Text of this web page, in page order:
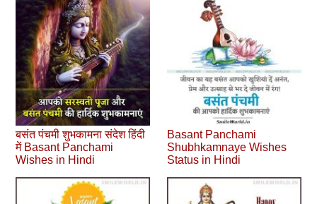
बसंत पंचमी शुभकामना संदेश हिंदी
में Basant Panchami
Wishes in Hindi
Basant Panchami
Shubhkamnaye Wishes
Status in Hindi